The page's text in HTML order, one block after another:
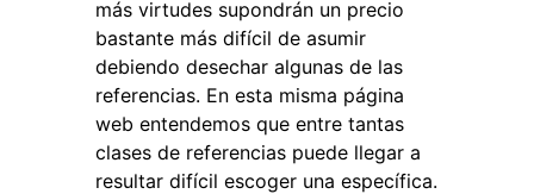
más virtudes supondrán un precio
bastante más difícil de asumir
debiendo desechar algunas de las
referencias. En esta misma página
web entendemos que entre tantas
clases de referencias puede llegar a
resultar difícil escoger una específica.